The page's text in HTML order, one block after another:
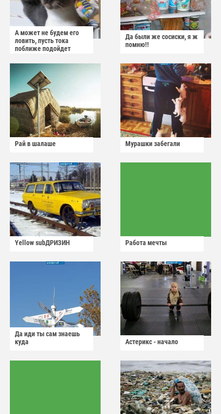
А может не будем его
ловить, пусть тока
поближе подойдет
Да были же сосиски, я ж
помню!!
Рай в шалаше Мурашки забегали
Yellow subДРИЗИН Работа мечты
Да иди ты сам знаешь
куда
Астерикс - начало